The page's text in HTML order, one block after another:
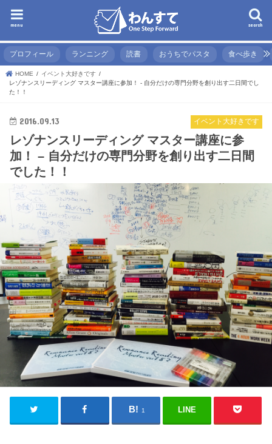
search
menu
プロフィール ランニング 読書 おうちでパスタ 食べ歩き
HOME
イベント大好きです
レゾナンスリーディング マスター講座に参加！ - 自分だけの専門分野を創り出す二日間でし
た！！
イベント大好きです
2016.09.13
レゾナンスリーディング マスター講座に参
加！ – 自分だけの専門分野を創り出す二日間
でした！！
1 LINE